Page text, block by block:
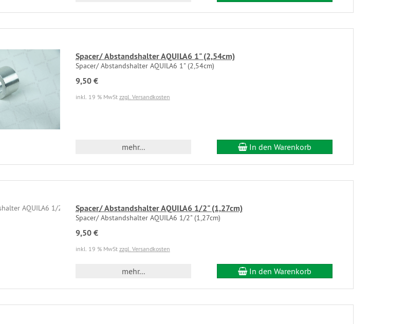
Spacer/ Abstandshalter AQUILA6 1" (2,54cm)
Spacer/ Abstandshalter AQUILA6 1" (2,54cm)
9,50 €
inkl. 19 % MwSt zzgl. Versandkosten
mehr... In den Warenkorb
Spacer/ Abstandshalter AQUILA6 1/2" (1,27cm)
Spacer/ Abstandshalter AQUILA6 1/2" (1,27cm)
9,50 €
inkl. 19 % MwSt zzgl. Versandkosten
mehr... In den Warenkorb